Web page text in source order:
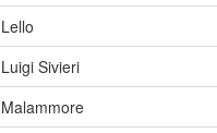
Lello
Luigi Sivieri
Malammore